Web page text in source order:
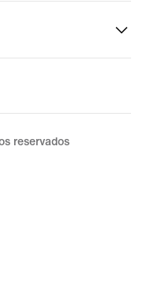
reservados